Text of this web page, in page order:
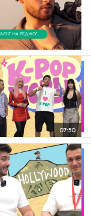
07:50